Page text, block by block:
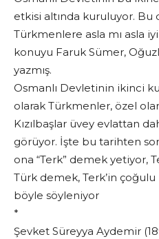
etkisi altında kuruluyor.
Türkmenlere asla mı asla
konuyu Faruk Sümer,
yazmış.
Osmanlı Devletinin ikinci
olarak Türkmenler, özel
Kızılbaşlar üvey evlattan
görüyor. İşte bu tarihten
ona “Terk” demek yetiyor,
Türk demek, Terk’in çoğulu
böyle söyleniyor
*
Şevket Süreyya Aydemir